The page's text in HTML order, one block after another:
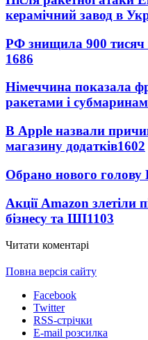
керамічний завод в
РФ знищила 900 тисяч
1686
Німеччина показала
ракетами і
В Apple назвали
магазину додатків1602
Обрано нового
Акції Amazon злетіли
бізнесу та ШІ1103
Читати коментарі
Повна версія сайту
Facebook
Twitter
RSS-стрічки
E-mail розсилка